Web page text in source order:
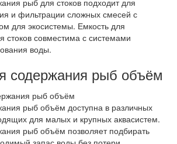
рыб для стоков подходит для
и фильтрации сложных смесей с
для экосистемы. Емкость для
стоков совместима с системами
воды.
содержания рыб объём
рыб объём доступна в различных
для малых и крупных аквасистем.
рыб объём позволяет подбирать